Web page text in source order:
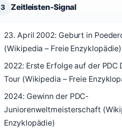
3 Zeitleisten-Signal
23. April 2002: Geburt in
(Wikipedia – Freie Enzyklopädie)
2022: Erste Erfolge auf der PDC
Tour (Wikipedia – Freie
2024: Gewinn der PDC-
Juniorenweltmeisterschaft
Enzyklopädie)